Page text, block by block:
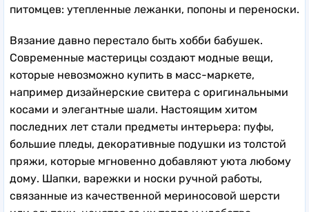
питомцев: утепленные лежанки, попоны и переноски.
Вязание давно перестало быть хобби бабушек.
Современные мастерицы создают модные вещи,
которые невозможно купить в масс-маркете,
например дизайнерские свитера с оригинальными
косами и элегантные шали. Настоящим хитом
последних лет стали предметы интерьера: пуфы,
большие пледы, декоративные подушки из толстой
пряжи, которые мгновенно добавляют уюта любому
дому. Шапки, варежки и носки ручной работы,
связанные из качественной мериносовой шерсти